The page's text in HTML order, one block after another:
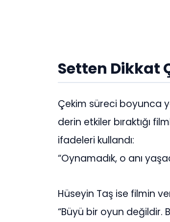
Setten Dikkat
Çekim süreci boyunca
derin etkiler bıraktığı
ifadeleri kullandı:
“Oynamadık, o anı
Hüseyin Taş ise filmin
“Büyü bir oyun değildir.